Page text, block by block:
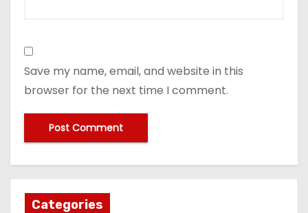
Save my name, email, and website in this
browser for the next time I comment.
Categories